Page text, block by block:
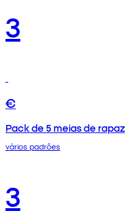
3
€
Pack de 5 meias de rapaz
vários padrões
3